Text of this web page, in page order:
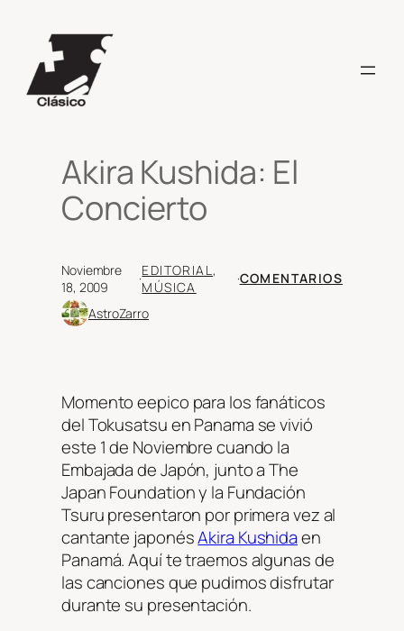
contenido
Akira Kushida: El
Concierto
Noviembre
18, 2009
·EDITORIAL
MÚSICA
·COMENTARIOS
AstroZarro
Momento eepico para los fanáticos
del Tokusatsu en Panama se vivió
este 1 de Noviembre cuando la
Embajada de Japón, junto a The
Japan Foundation y la Fundación
Tsuru presentaron por primera vez al
cantante japonésAkira Kushidaen
Panamá. Aquí te traemos algunas de
las canciones que pudimos disfrutar
durante su presentación.